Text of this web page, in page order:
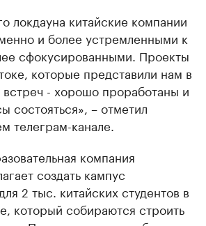
локдауна китайские компании
и более устремленными к
сфокусированными. Проекты
которые представили нам в
- хорошо проработаны и
состояться», – отметил
телеграм-канале.
компания
создать кампус
2 тыс. китайских студентов в
который собираются строить